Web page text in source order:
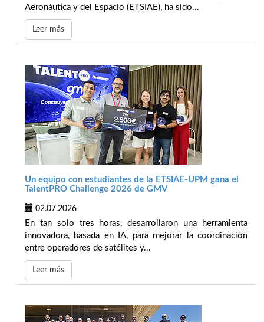
Aeronáutica y del Espacio (ETSIAE), ha sido...
Leer más
Un equipo con estudiantes de la ETSIAE-UPM gana el
TalentPRO Challenge 2026 de GMV
02.07.2026
En tan solo tres horas, desarrollaron una herramienta
innovadora, basada en IA, para mejorar la coordinación
entre operadores de satélites y...
Leer más